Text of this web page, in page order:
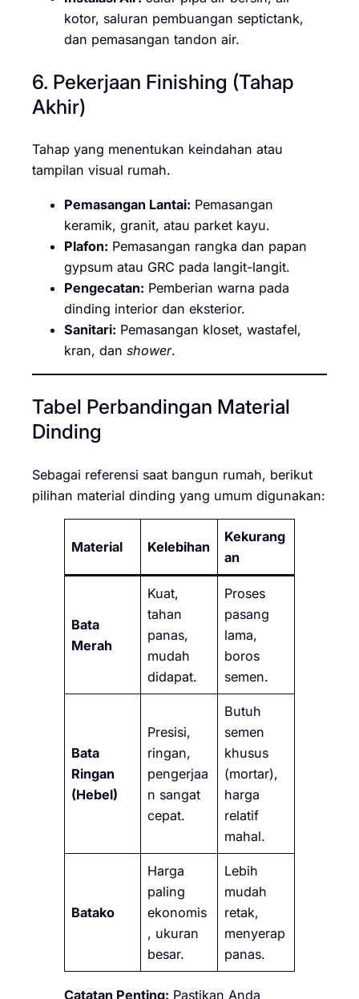
kotor, saluran pembuangan septictank,
dan pemasangan tandon air.
6. Pekerjaan Finishing (Tahap
Akhir)
Tahap yang menentukan keindahan atau
tampilan visual rumah.
Pemasangan Lantai: Pemasangan
keramik, granit, atau parket kayu.
Plafon: Pemasangan rangka dan papan
gypsum atau GRC pada langit-langit.
Pengecatan: Pemberian warna pada
dinding interior dan eksterior.
Sanitari: Pemasangan kloset, wastafel,
kran, dan shower.
Tabel Perbandingan Material
Dinding
Sebagai referensi saat bangun rumah, berikut
pilihan material dinding yang umum digunakan:
Material Kelebihan
Kekurang
an
Bata
Merah
Kuat,
tahan
panas,
mudah
didapat.
Proses
pasang
lama,
boros
semen.
Bata
Ringan
(Hebel)
Presisi,
ringan,
pengerjaa
n sangat
cepat.
Butuh
semen
khusus
(mortar),
harga
relatif
mahal.
Batako
Harga
paling
ekonomis
, ukuran
besar.
Lebih
mudah
retak,
menyerap
panas.
Catatan Penting: Pastikan Anda